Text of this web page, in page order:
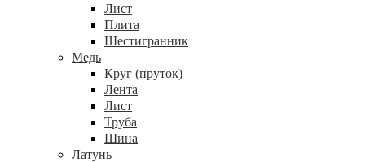
Лист
Плита
Шестигранник
Медь
Круг (пруток)
Лента
Лист
Труба
Шина
Латунь